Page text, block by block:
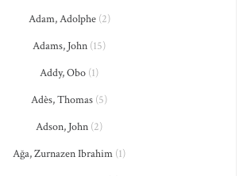
Adam, Adolphe(2)
Adams, John (15)
Addy, Obo (1)
Adès, Thomas (5)
Adson, John (2)
Ağa, Zurnazen Ibrahim (1)